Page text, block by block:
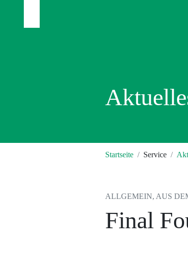
Startseite Service
ALLGEMEIN, AUS
Final